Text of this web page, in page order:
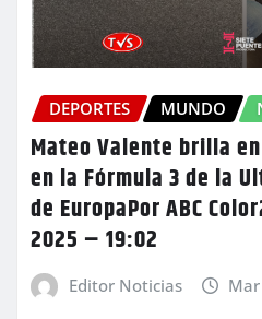
DEPORTES MUNDO
Mateo Valente brilla
en la Fórmula 3 de la
de EuropaPor ABC
2025 – 19:02
Editor Noticias